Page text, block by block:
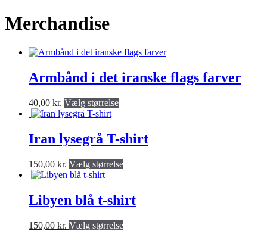
Merchandise
Armbånd i det iranske flags farver
40,00 kr. Vælg størrelseDette
flere
varianter.
kan
produktsiden
Iran lysegrå T-shirt
150,00 kr. Vælg størrelseDette
flere
varianter.
kan
Libyen blå t-shirt
150,00 kr. Vælg størrelseDette